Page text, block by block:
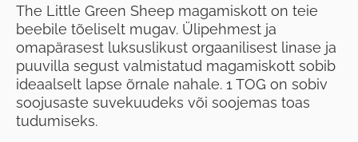
The Little Green Sheep magamiskott on teie
beebile tõeliselt mugav. Ülipehmest ja
omapärasest luksuslikust orgaanilisest linase ja
puuvilla segust valmistatud magamiskott sobib
ideaalselt lapse õrnale nahale. 1 TOG on sobiv
soojusaste suvekuudeks või soojemas toas
tudumiseks.